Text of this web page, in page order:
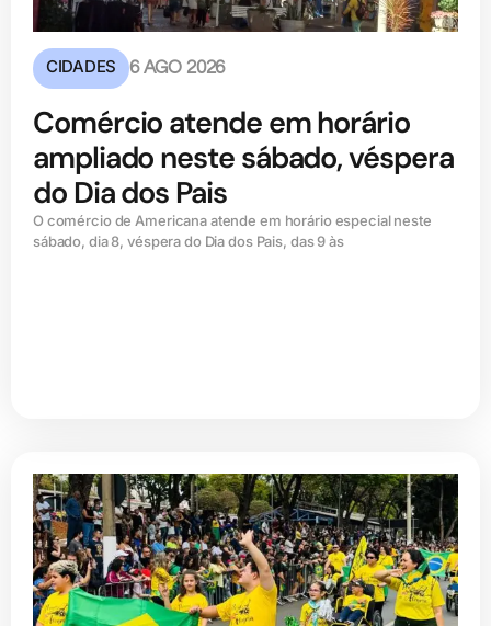
CIDADES 6 AGO 2026
Comércio atende em horário
ampliado neste sábado, véspera
do Dia dos Pais
O comércio de Americana atende em horário especial neste
sábado, dia 8, véspera do Dia dos Pais, das 9 às